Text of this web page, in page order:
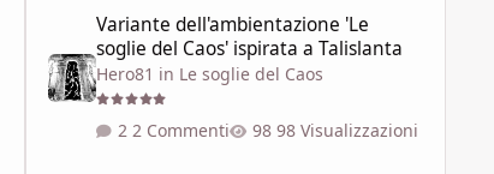
Variante dell'ambientazione 'Le
soglie del Caos' ispirata a Talislanta
Hero81 in Le soglie del Caos
2 Commenti 98 Visualizzazioni